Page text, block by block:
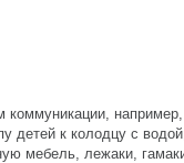
например,
детей к колодцу с
мебель, лежаки,